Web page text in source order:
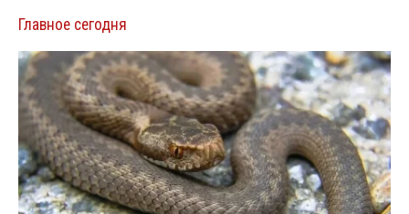
Главное сегодня